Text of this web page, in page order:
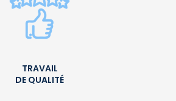
TRAVAIL
DE QUALITÉ